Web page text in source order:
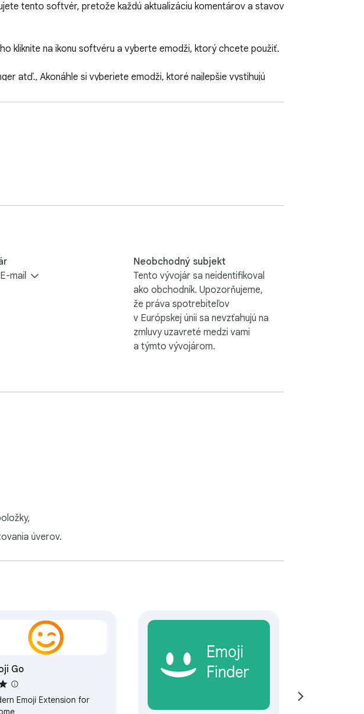
tento softvér, pretože každú aktualizáciu komentárov a stavov
kliknite na ikonu softvéru a vyberte emodži, ktorý chcete použiť.
atď., Akonáhle si vyberiete emodži, ktoré najlepšie vystihujú
Google a je vyrobené nezávislým vývojovým tímom.
nepodporuje ani nesponzoruje. Klávesnica Emoji pre
spoločnosťou.
E-mail
Neobchodný subjekt
Tento vývojár sa neidentifikoval
ako obchodník. Upozorňujeme,
že práva spotrebiteľov
v Európskej únii sa nevzťahujú na
zmluvy uzavreté medzi vami
a týmto vývojárom.
úverov.
Go
Emoji Extension for